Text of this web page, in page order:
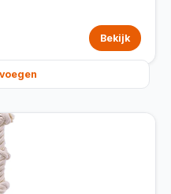
Bekijk